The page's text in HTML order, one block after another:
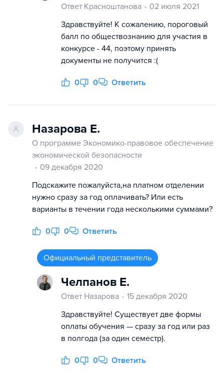
Ответ Красноштанова
02 июля 2021
Здравствуйте! К сожалению, пороговый
балл по обществознанию для участия в
конкурсе - 44, поэтому принять
документы не получится :(
0 0 Ответить
Назарова Е.
О программе Экономико-правовое обеспечение
экономической безопасности
09 декабря 2020
Подскажите пожалуйста,на платном отделении
нужно сразу за год оплачивать? Или есть
варианты в течении года несколькими суммами?
0 0 Ответить
Официальный представитель
Челпанов Е.
Ответ Назарова
15 декабря 2020
Здравствуйте! Существует две формы
оплаты обучения — сразу за год или раз
в полгода (за один семестр).
0 0 Ответить